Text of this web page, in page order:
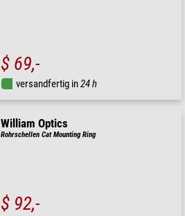
$ 69,-
versandfertig in24 h
William Optics
Rohrschellen Cat Mounting Ring
$ 92,-